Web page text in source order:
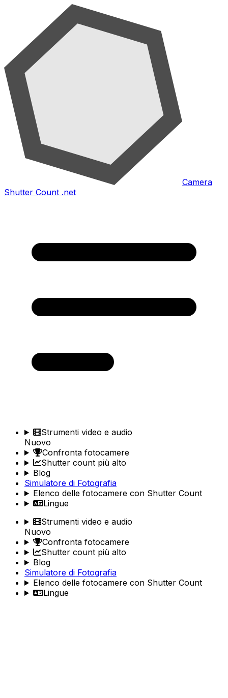
Camera
Shutter Count .net
Strumenti video e audio
Nuovo
Confronta fotocamere
Shutter count più alto
Blog
Simulatore di Fotografia
Elenco delle fotocamere con Shutter Count
Lingue
Strumenti video e audio
Nuovo
Confronta fotocamere
Shutter count più alto
Blog
Simulatore di Fotografia
Elenco delle fotocamere con Shutter Count
Lingue